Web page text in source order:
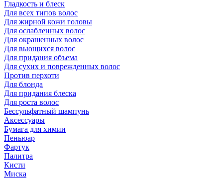
Гладкость и блеск
Для всех типов волос
Для жирной кожи головы
Для ослабленных волос
Для окрашенных волос
Для вьющихся волос
Для придания объема
Для сухих и поврежденных волос
Против перхоти
Для блонда
Для придания блеска
Для роста волос
Бессульфатный шампунь
Аксессуары
Бумага для химии
Пеньюар
Фартук
Палитра
Кисти
Миска